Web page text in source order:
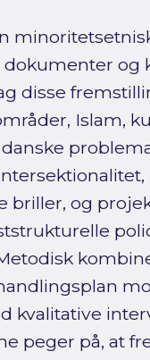
og
disse
Islam,
briller, og
kvalitative
peger på, at